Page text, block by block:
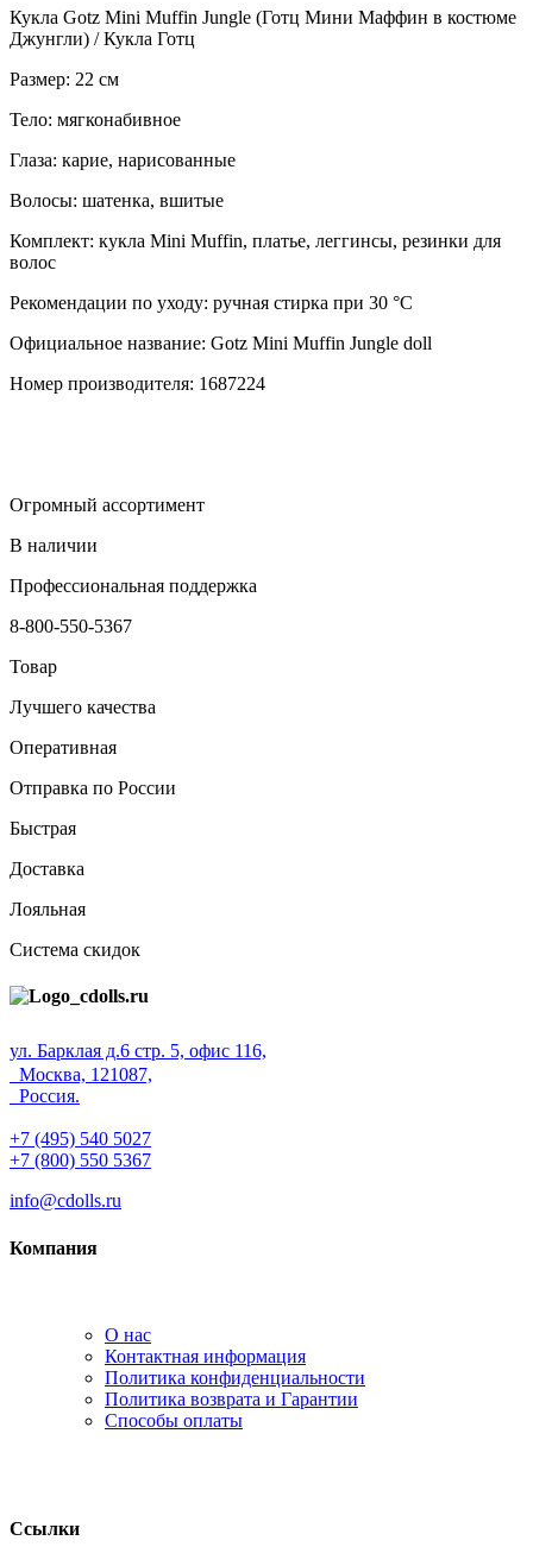
Кукла Gotz Mini Muffin Jungle (Готц Мини Маффин в костюме
Джунгли) / Кукла Готц
Размер: 22 см
Тело: мягконабивное
Глаза: карие, нарисованные
Волосы: шатенка, вшитые
Комплект: кукла Mini Muffin, платье, леггинсы, резинки для
волос
Рекомендации по уходу: ручная стирка при 30 °C
Официальное название: Gotz Mini Muffin Jungle doll
Номер производителя: 1687224
Огромный ассортимент
В наличии
Профессиональная поддержка
8-800-550-5367
Товар
Лучшего качества
Оперативная
Отправка по России
Быстрая
Доставка
Лояльная
Система скидок
ул. Барклая д.6 стр. 5, офис 116,
Москва, 121087,
Россия.
+7 (495) 540 5027
+7 (800) 550 5367
info@cdolls.ru
Компания
О нас
Контактная информация
Политика конфиденциальности
Политика возврата и Гарантии
Способы оплаты
Ссылки